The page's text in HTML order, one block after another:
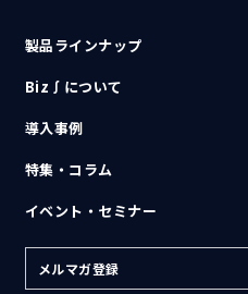
製品ラインナップ
Biz∫について
導入事例
特集・コラム
イベント・セミナー
メルマガ登録